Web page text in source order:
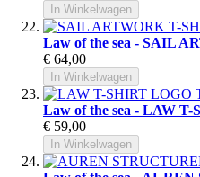
In Winkelwagen
Law of the sea - SAIL
€ 64,00
In Winkelwagen
Law of the sea - LAW
€ 59,00
In Winkelwagen